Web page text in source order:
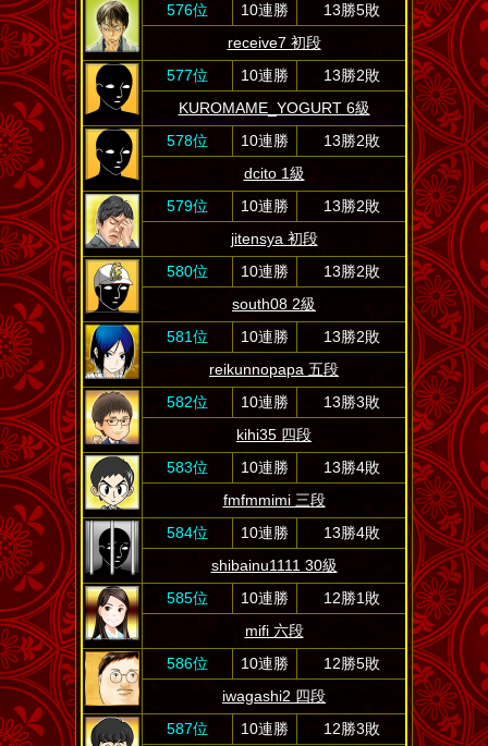
576位 10連勝
13勝5敗
receive7 初段
577位
10連勝
13勝2敗
KUROMAME_YOGURT 6級
578位
10連勝
13勝2敗
dcito 1級
579位
10連勝
13勝2敗
jitensya 初段
580位
10連勝
13勝2敗
south08 2級
581位
10連勝
13勝2敗
reikunnopapa 五段
582位
10連勝
13勝3敗
kihi35 四段
583位
10連勝
13勝4敗
fmfmmimi 三段
584位
10連勝
13勝4敗
shibainu1111 30級
585位
10連勝
12勝1敗
mifi 六段
586位
10連勝
12勝5敗
iwagashi2 四段
587位
10連勝
12勝3敗